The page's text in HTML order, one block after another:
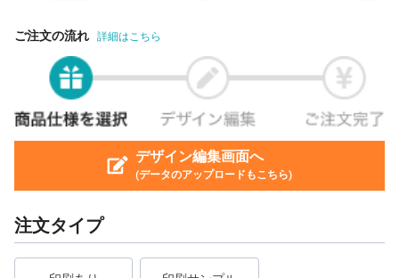
ご注文の流れ 詳細はこちら
デザイン編集画面へ
(データのアップロードもこちら)
注文タイプ